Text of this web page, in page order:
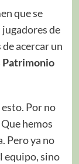
que se
de
acercar un
Patrimonio
Por no
hemos
Pero ya no
equipo, sino